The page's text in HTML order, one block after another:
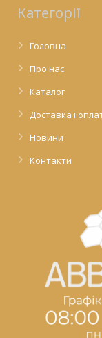
Категорії
Головна
Про нас
Каталог
Доставка і
Новини
Контакти